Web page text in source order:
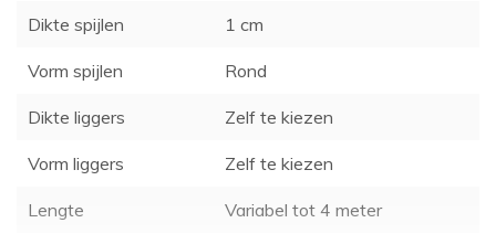
Dikte spijlen 1 cm
Vorm spijlen Rond
Dikte liggers Zelf te kiezen
Vorm liggers Zelf te kiezen
Lengte Variabel tot 4 meter